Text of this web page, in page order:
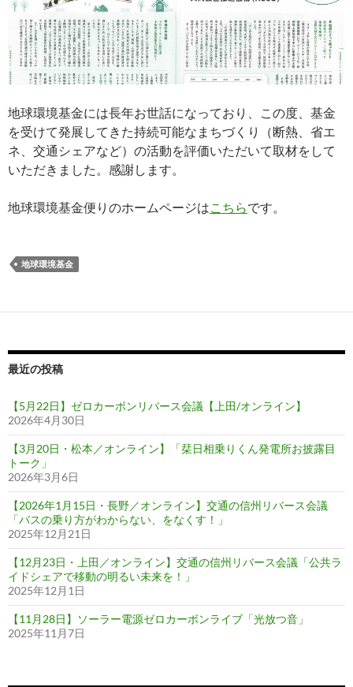
地球環境基金には長年お世話になっており、この度、基金
を受けて発展してきた持続可能なまちづくり（断熱、省エ
ネ、交通シェアなど）の活動を評価いただいて取材をして
いただきました。感謝します。
地球環境基金便りのホームページはこちらです。
地球環境基金
最近の投稿
【5月22日】ゼロカーボンリバース会議【上田/オンライン】
2026年4月30日
【3月20日・松本／オンライン】「栞日相乗りくん発電所お披露目
トーク」
2026年3月6日
【2026年1月15日・長野／オンライン】交通の信州リバース会議
「バスの乗り方がわからない、をなくす！」
2025年12月21日
【12月23日・上田／オンライン】交通の信州リバース会議「公共ラ
イドシェアで移動の明るい未来を！」
2025年12月1日
【11月28日】ソーラー電源ゼロカーボンライブ「光放つ音」
2025年11月7日